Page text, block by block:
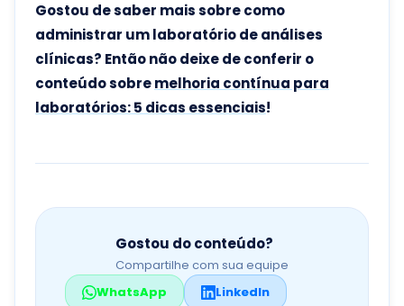
Gostou de saber mais sobre como
administrar um laboratório de análises
clínicas? Então não deixe de conferir o
conteúdo sobremelhoria contínua para
laboratórios: 5 dicas essenciais!
Gostou do conteúdo?
Compartilhe com sua equipe
WhatsApp
LinkedIn